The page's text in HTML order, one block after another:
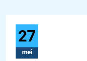
27
mei